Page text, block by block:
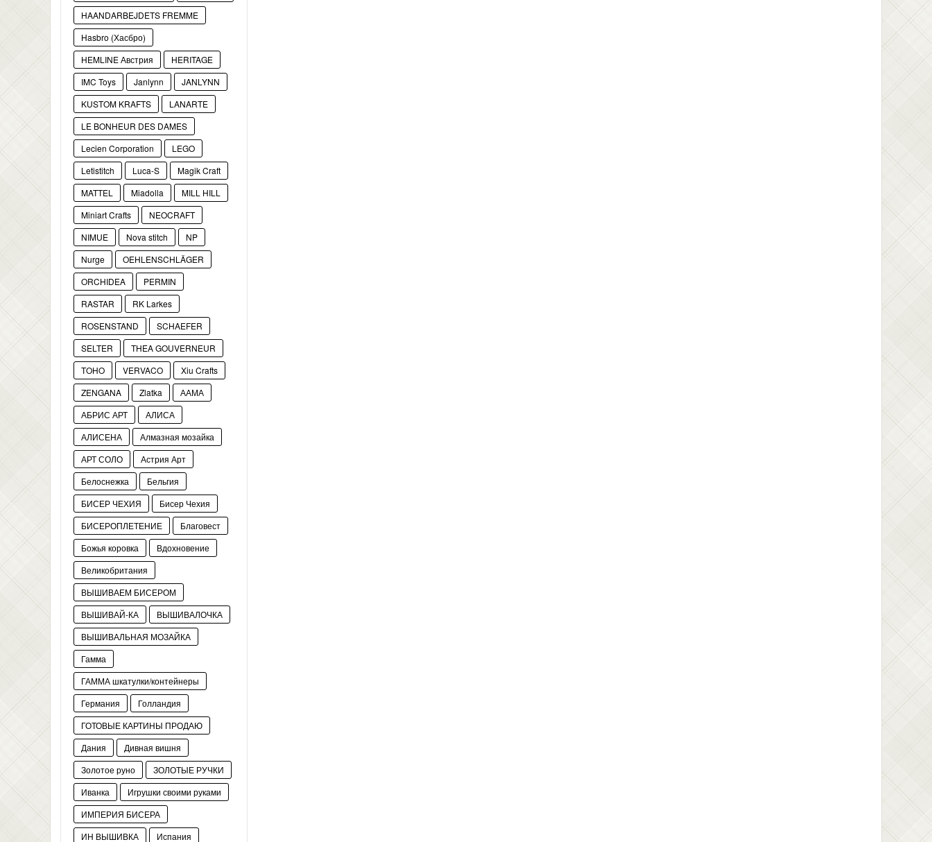
HAANDARBEJDETS FREMME
Hasbro (Хасбро)
HEMLINE Австрия
HERITAGE
IMC Toys
Janlynn
JANLYNN
KUSTOM KRAFTS
LANARTE
LE BONHEUR DES DAMES
Lecien Corporation
LEGO
Letistitch
Luca-S
Magik Craft
MATTEL
Miadolla
MILL HILL
Miniart Crafts
NEOCRAFT
NIMUE
Nova stitch
NP
Nurge
OEHLENSCHLÄGER
ORCHIDEA
PERMIN
RASTAR
RK Larkes
ROSENSTAND
SCHAEFER
SELTER
THEA GOUVERNEUR
TOHO
VERVACO
Xiu Crafts
ZENGANA
Zlatka
ААМА
АБРИС АРТ
АЛИСА
АЛИСЕНА
Алмазная мозайка
АРТ СОЛО
Астрия Арт
Белоснежка
Бельгия
БИСЕР ЧЕХИЯ
Бисер Чехия
БИСЕРОПЛЕТЕНИЕ
Благовест
Божья коровка
Вдохновение
Великобритания
ВЫШИВАЕМ БИСЕРОМ
ВЫШИВАЙ-КА
ВЫШИВАЛОЧКА
ВЫШИВАЛЬНАЯ МОЗАЙКА
Гамма
ГАММА шкатулки/контейнеры
Германия
Голландия
ГОТОВЫЕ КАРТИНЫ ПРОДАЮ
Дания
Дивная вишня
Золотое руно
ЗОЛОТЫЕ РУЧКИ
Иванка
Игрушки своими руками
ИМПЕРИЯ БИСЕРА
ИН ВЫШИВКА
Испания